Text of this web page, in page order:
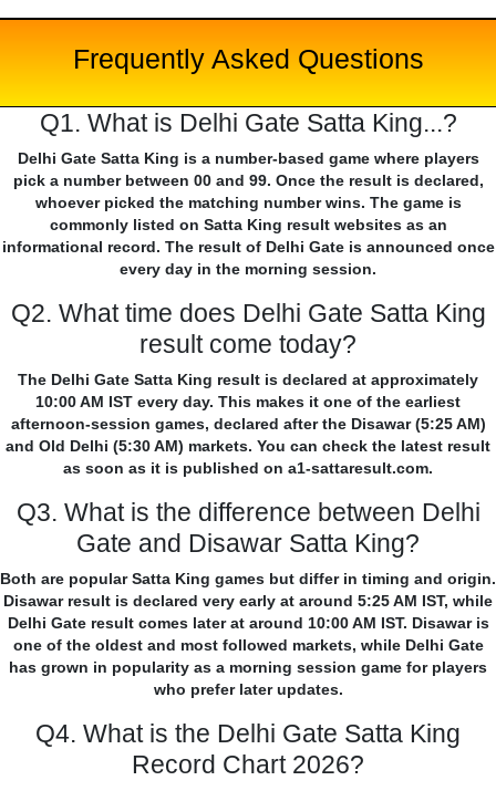
Frequently Asked Questions
Q1. What is Delhi Gate Satta King...?
Delhi Gate Satta King is a number-based game where players
pick a number between 00 and 99. Once the result is declared,
whoever picked the matching number wins. The game is
commonly listed on Satta King result websites as an
informational record. The result of Delhi Gate is announced once
every day in the morning session.
Q2. What time does Delhi Gate Satta King
result come today?
The Delhi Gate Satta King result is declared at approximately
10:00 AM IST every day. This makes it one of the earliest
afternoon-session games, declared after the Disawar (5:25 AM)
and Old Delhi (5:30 AM) markets. You can check the latest result
as soon as it is published on a1-sattaresult.com.
Q3. What is the difference between Delhi
Gate and Disawar Satta King?
Both are popular Satta King games but differ in timing and origin.
Disawar result is declared very early at around 5:25 AM IST, while
Delhi Gate result comes later at around 10:00 AM IST. Disawar is
one of the oldest and most followed markets, while Delhi Gate
has grown in popularity as a morning session game for players
who prefer later updates.
Q4. What is the Delhi Gate Satta King
Record Chart 2026?